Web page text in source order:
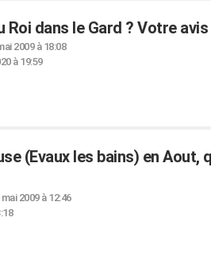
Roi dans le Gard ? Votre avis
2009 à 18:08
à 19:59
(Evaux les bains) en Aout,
mai 2009 à 12:46